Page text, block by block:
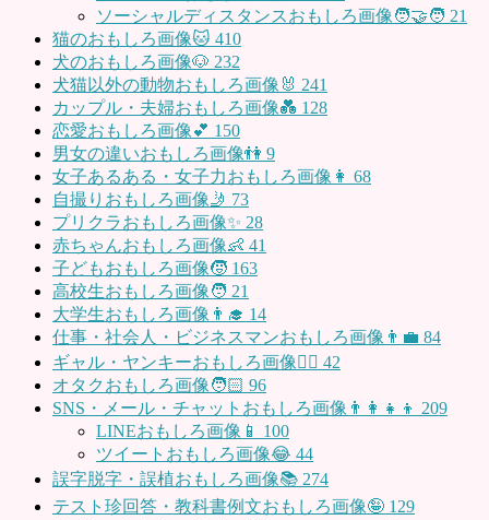
ソーシャルディスタンスおもしろ画像🧑‍🤝‍🧑 21
猫のおもしろ画像🐱 410
犬のおもしろ画像🐶 232
犬猫以外の動物おもしろ画像🐰 241
カップル・夫婦おもしろ画像💑 128
恋愛おもしろ画像💕 150
男女の違いおもしろ画像👫 9
女子あるある・女子力おもしろ画像👩 68
自撮りおもしろ画像🤳 73
プリクラおもしろ画像✨ 28
赤ちゃんおもしろ画像👶 41
子どもおもしろ画像🧒 163
高校生おもしろ画像🧑 21
大学生おもしろ画像👨‍🎓 14
仕事・社会人・ビジネスマンおもしろ画像👨‍💼 84
ギャル・ヤンキーおもしろ画像👱‍♀️ 42
オタクおもしろ画像🧑🏻 96
SNS・メール・チャットおもしろ画像👨‍👩‍👧‍👦 209
LINEおもしろ画像📱 100
ツイートおもしろ画像😂 44
誤字脱字・誤植おもしろ画像📚 274
テスト珍回答・教科書例文おもしろ画像🤪 129